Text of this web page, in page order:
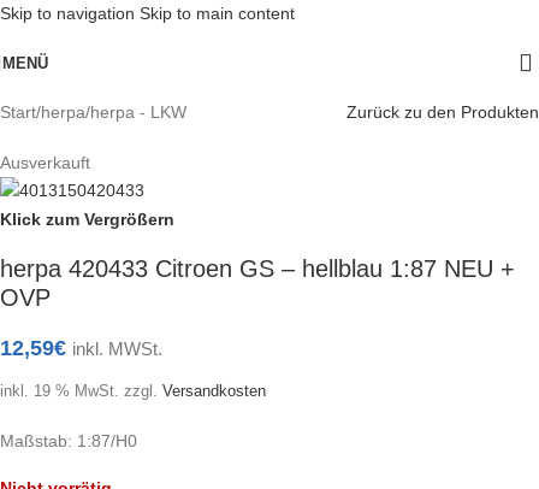
Skip to navigation Skip to main content
MENÜ
Start/herpa/herpa - LKW Zurück zu den Produkten
Ausverkauft
Klick zum Vergrößern
herpa 420433 Citroen GS – hellblau 1:87 NEU +
OVP
12,59€ inkl. MWSt.
inkl. 19 % MwSt. zzgl. Versandkosten
Maßstab: 1:87/H0